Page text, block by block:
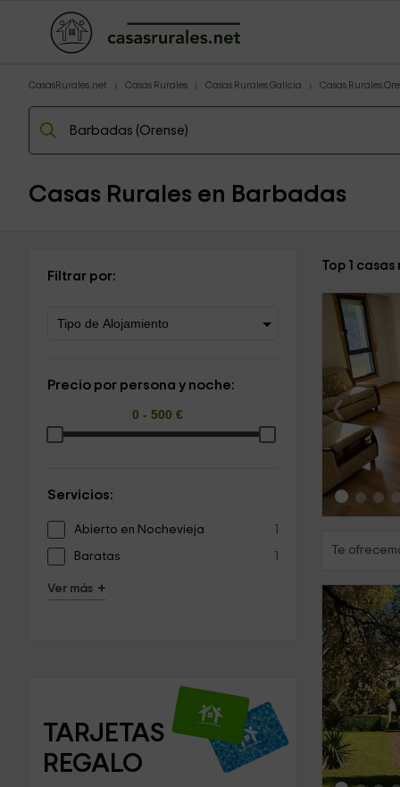
CasasRurales.net Casas Rurales Casas Rurales Galicia Casas Rurales
Casas Rurales en Barbadas
Filtrar por:
Precio por persona y noche:
Servicios:
Abierto en Nochevieja 1
Baratas 1
Ver más +
TARJETAS
REGALO
Top 1
‹
Te
‹